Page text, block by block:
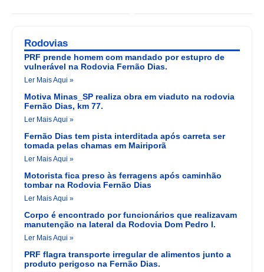
Rodovias
PRF prende homem com mandado por estupro de
vulnerável na Rodovia Fernão Dias.
Ler Mais Aqui »
Motiva Minas_SP realiza obra em viaduto na rodovia
Fernão Dias, km 77.
Ler Mais Aqui »
Fernão Dias tem pista interditada após carreta ser
tomada pelas chamas em Mairiporã
Ler Mais Aqui »
Motorista fica preso às ferragens após caminhão
tombar na Rodovia Fernão Dias
Ler Mais Aqui »
Corpo é encontrado por funcionários que realizavam
manutenção na lateral da Rodovia Dom Pedro I.
Ler Mais Aqui »
PRF flagra transporte irregular de alimentos junto a
produto perigoso na Fernão Dias.